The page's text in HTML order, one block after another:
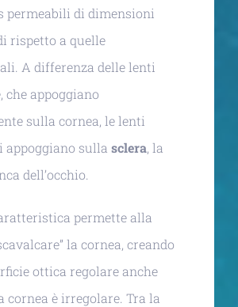
permeabili di dimensioni
rispetto a quelle
A differenza delle lenti
che appoggiano
sulla cornea, le lenti
appoggiano sulla sclera, la
dell’occhio.
permette alla
la cornea, creando
ottica regolare anche
cornea è irregolare. Tra la